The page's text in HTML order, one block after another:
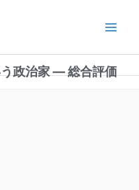
政治家 — 総合評価